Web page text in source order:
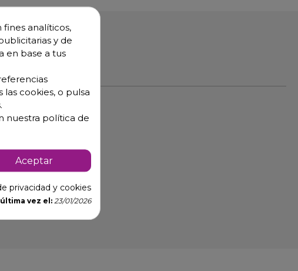
fines analíticos,
y de
en base a tus
cookies, o pulsa
nuestra política de
Aceptar
privacidad y cookies
vez el: 23/01/2026